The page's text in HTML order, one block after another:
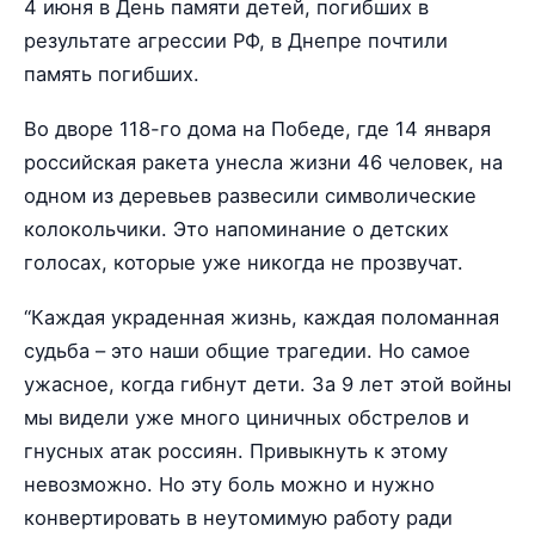
4 июня в День памяти детей, погибших в
результате агрессии РФ, в Днепре почтили
память погибших.
Во дворе 118-го дома на Победе, где 14 января
российская ракета унесла жизни 46 человек, на
одном из деревьев развесили символические
колокольчики. Это напоминание о детских
голосах, которые уже никогда не прозвучат.
“Каждая украденная жизнь, каждая поломанная
судьба – это наши общие трагедии. Но самое
ужасное, когда гибнут дети. За 9 лет этой войны
мы видели уже много циничных обстрелов и
гнусных атак россиян. Привыкнуть к этому
невозможно. Но эту боль можно и нужно
конвертировать в неутомимую работу ради